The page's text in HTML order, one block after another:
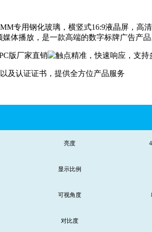
用钢化玻璃，横竖式16:9液晶屏，高
体播放，是一款高端的数字标牌广告产品
亮度 4
显示比例
可视角度
对比度